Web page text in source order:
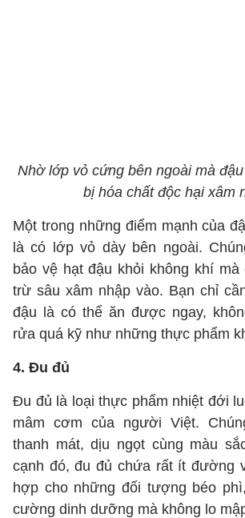
Nhờ lớp vỏ cứng bên ngoài mà
bị hóa chất độc hại xâm
Một trong những điểm mạnh của
là có lớp vỏ dày bên ngoài.
bảo vệ hạt đậu khỏi không khí mà
trừ sâu xâm nhập vào. Bạn chỉ
đậu là có thể ăn được ngay,
rửa quá kỹ như những thực phẩm
4. Đu đủ
Đu đủ là loại thực phẩm nhiệt đới
mâm cơm của người Việt.
thanh mát, dịu ngọt cùng màu
cạnh đó, đu đủ chứa rất ít đường
hợp cho những đối tượng béo
cường dinh dưỡng mà không lo